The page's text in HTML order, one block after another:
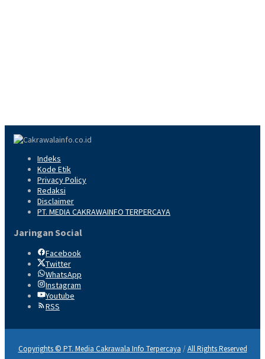
Indeks
Kode Etik
Privacy Policy
Redaksi
Disclaimer
PT. MEDIA CAKRAWAINFO TERPERCAYA
Jaringan Social
Facebook
Twitter
WhatsApp
Instagram
Youtube
RSS
Copyrights © PT. Media Cakrawala Info Terpercaya /All Rights Reserved